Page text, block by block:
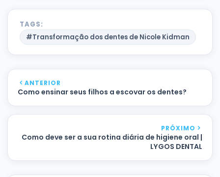
TAGS:
#Transformação dos dentes de Nicole Kidman
ANTERIOR
Como ensinar seus filhos a escovar os dentes?
PRÓXIMO
Como deve ser a sua rotina diária de higiene oral |
LYGOS DENTAL